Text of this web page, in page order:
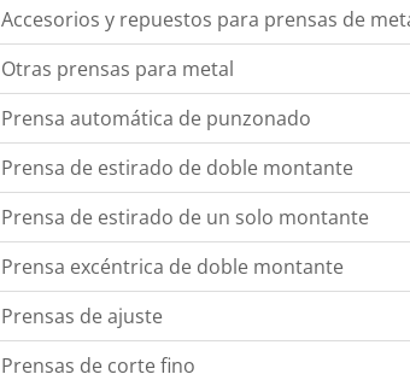
Accesorios y repuestos para prensas de
Otras prensas para metal
Prensa automática de punzonado
Prensa de estirado de doble montante
Prensa de estirado de un solo montante
Prensa excéntrica de doble montante
Prensas de ajuste
Prensas de corte fino